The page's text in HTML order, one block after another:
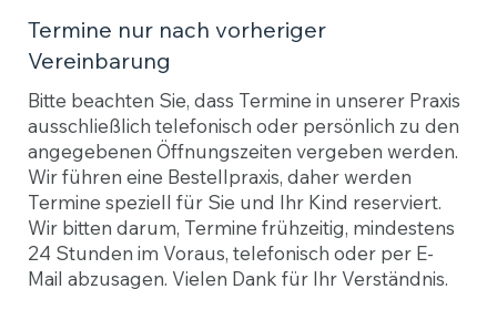
Termine nur nach vorheriger
Vereinbarung
Bitte beachten Sie, dass Termine in unserer Praxis
ausschließlich telefonisch oder persönlich zu den
angegebenen Öffnungszeiten vergeben werden.
Wir führen eine Bestellpraxis, daher werden
Termine speziell für Sie und Ihr Kind reserviert.
Wir bitten darum, Termine frühzeitig, mindestens
24 Stunden im Voraus, telefonisch oder per E-
Mail abzusagen. Vielen Dank für Ihr Verständnis.